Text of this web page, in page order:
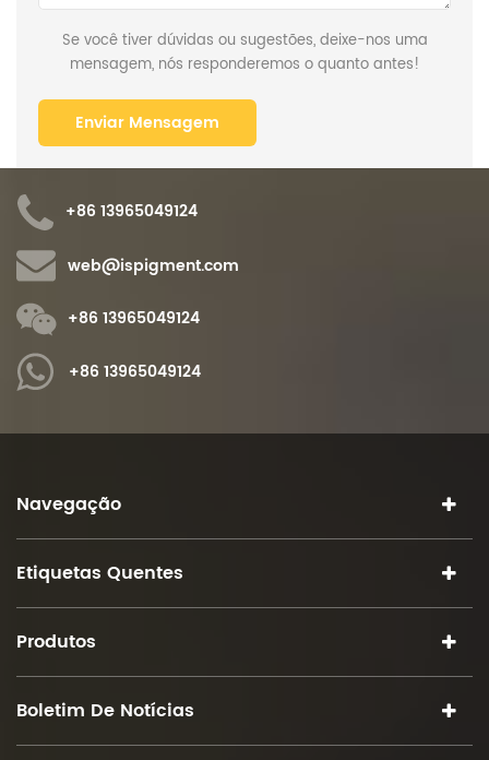
Se você tiver dúvidas ou sugestões, deixe-nos uma
mensagem, nós responderemos o quanto antes!
+86 13965049124
web@ispigment.com
+86 13965049124
+86 13965049124
Navegação
Etiquetas Quentes
Produtos
Boletim De Notícias